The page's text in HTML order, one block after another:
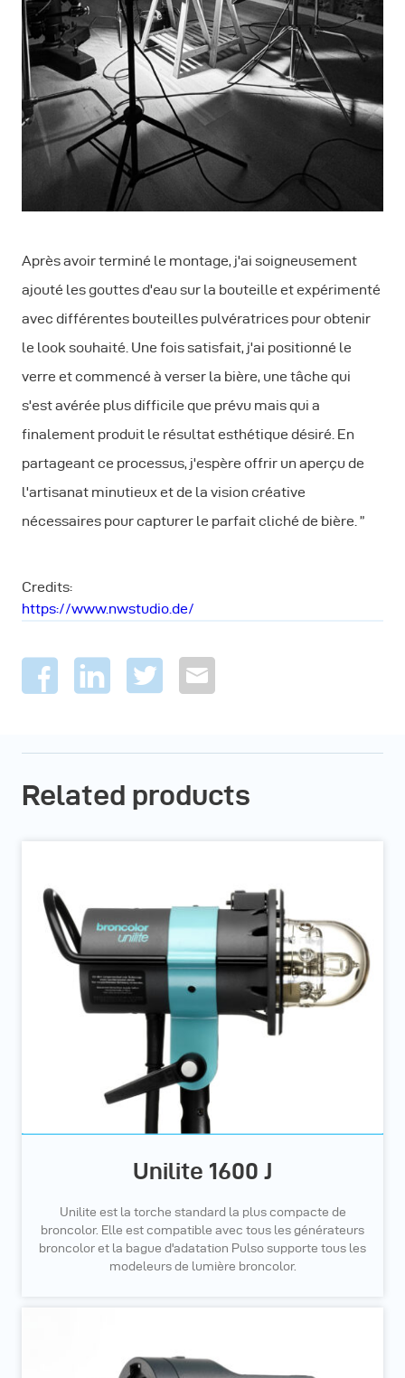
Après avoir terminé le montage, j'ai soigneusement
ajouté les gouttes d'eau sur la bouteille et expérimenté
avec différentes bouteilles pulvératrices pour obtenir
le look souhaité. Une fois satisfait, j'ai positionné le
verre et commencé à verser la bière, une tâche qui
s'est avérée plus difficile que prévu mais qui a
finalement produit le résultat esthétique désiré. En
partageant ce processus, j'espère offrir un aperçu de
l'artisanat minutieux et de la vision créative
nécessaires pour capturer le parfait cliché de bière. ”
Credits:
https://www.nwstudio.de/
Related products
Unilite 1600 J
Unilite est la torche standard la plus compacte de
broncolor. Elle est compatible avec tous les générateurs
broncolor et la bague d'adatation Pulso supporte tous les
modeleurs de lumière broncolor.